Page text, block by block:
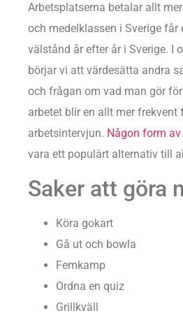
Arbetsplatserna betalar allt
och medelklassen i Sverige får
välstånd år efter år i Sverige. I
börjar vi att värdesätta andra
och frågan om vad man gör
arbetet blir en allt mer frekvent
arbetsintervjun. Någon form
vara ett populärt alternativ till
Saker att göra
Köra gokart
Gå ut och bowla
Femkamp
Ordna en quiz
Grillkväll